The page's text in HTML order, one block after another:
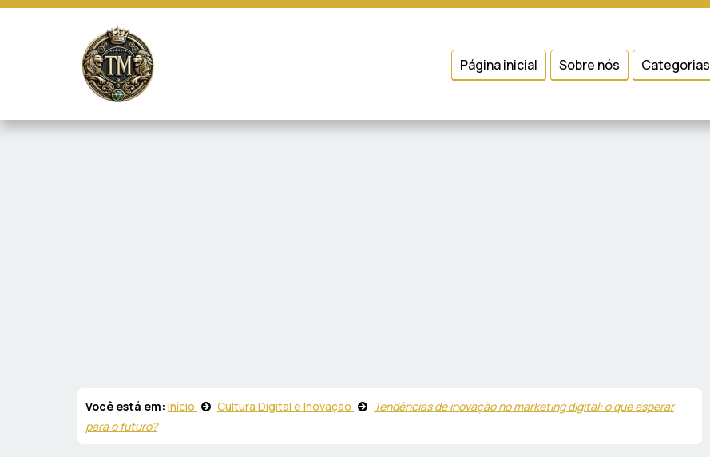
Página inicial Sobre nós Categorias
Você está em: Início Cultura Digital e Inovação
Tendências de inovação no marketing digital: o que esperar
para o futuro?
marketing e fornecer conteúdo de terceiros. Leia mais em